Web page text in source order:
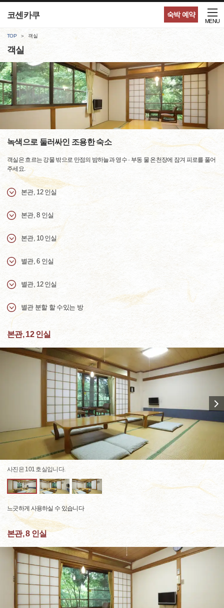
숙박 예약
코센카쿠
MENU
TOP 객실
객실
녹색으로 둘러싸인 조용한 숙소
객실은 흐르는 강물 밖으로 만점의 밤하늘과 영수 · 부동 물 온천장에 잠겨 피로를 풀어
주세요.
본관, 12 인실
본관, 8 인실
본관, 10 인실
별관, 6 인실
별관, 12 인실
별관 분할 할 수있는 방
본관, 12 인실
사진은 101 호실입니다.
느긋하게 사용하실 수 있습니다
본관, 8 인실